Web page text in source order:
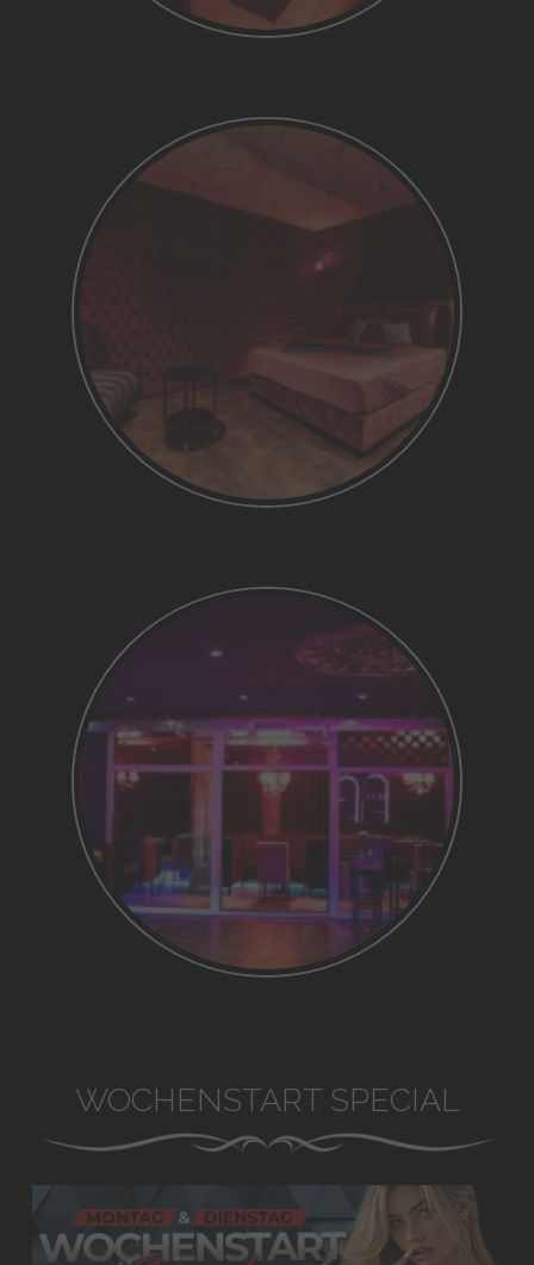
WOCHENSTART SPECIAL